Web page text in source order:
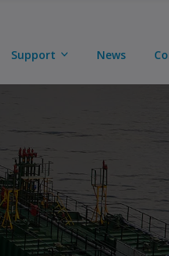
Support News